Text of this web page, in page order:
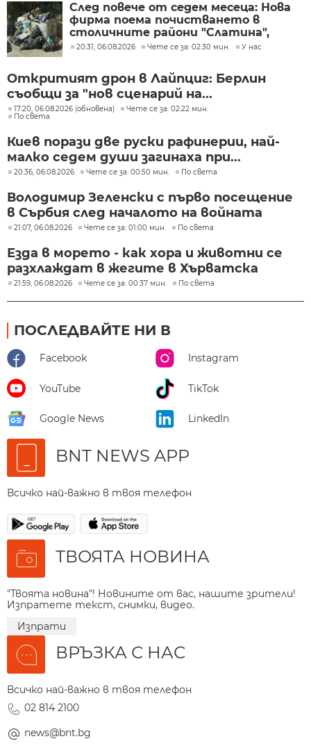
След повече от седем месеца: Нова
фирма поема почистването в
столичните райони "Слатина",
"Подуяне" и "Изгрев"
20:31, 06.08.2026 Чете се за: 02:30 мин. У нас
Откритият дрон в Лайпциг: Берлин
съобщи за "нов сценарий на...
17:20, 06.08.2026 (обновена)
Чете се за: 02:22 мин.
По света
Киев порази две руски рафинерии, най-
малко седем души загинаха при...
20:36, 06.08.2026 Чете се за: 00:50 мин. По света
Володимир Зеленски с първо посещение
в Сърбия след началото на войната
21:07, 06.08.2026 Чете се за: 01:00 мин. По света
Езда в морето - как хора и животни се
разхлаждат в жегите в Хърватска
21:59, 06.08.2026 Чете се за: 00:37 мин. По света
ПОСЛЕДВАЙТЕ НИ В
Facebook Instagram
YouTube TikTok
Google News LinkedIn
BNT NEWS APP
Всичко най-важно в твоя телефон
ТВОЯТА НОВИНА
"Твоята новина"! Новините от вас, нашите зрители!
Изпратете текст, снимки, видео.
Изпрати
ВРЪЗКА С НАС
Всичко най-важно в твоя телефон
02 814 2100
news@bnt.bg